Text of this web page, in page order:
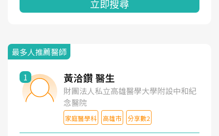
立即搜尋
最多人推薦醫師
1 黃洽鑽 醫生
財團法人私立高雄醫學大學附設中和紀
念醫院
家庭醫學科 高雄市 分享數2